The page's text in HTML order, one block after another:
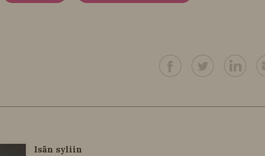
Isän syliin